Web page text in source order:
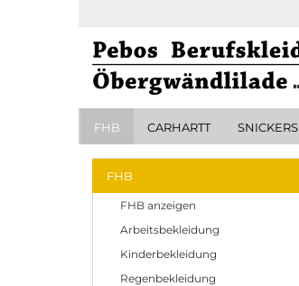
FHB CARHARTT SNICKERS
FHB
FHB anzeigen
Arbeitsbekleidung
Kinderbekleidung
Regenbekleidung